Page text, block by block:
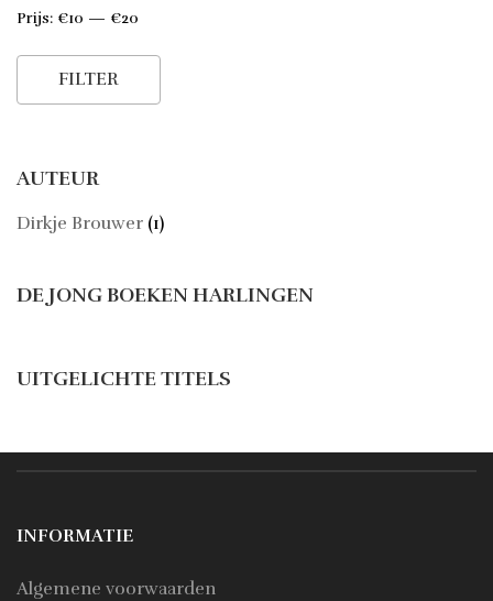
FILTER
Prijs: €10 — €20
AUTEUR
Dirkje Brouwer (1)
DE JONG BOEKEN HARLINGEN
UITGELICHTE TITELS
INFORMATIE
Algemene voorwaarden